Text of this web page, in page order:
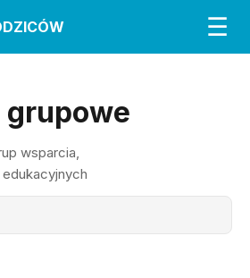
☰
wsparcia,